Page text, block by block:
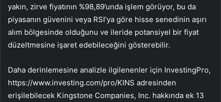
yakın, zirve fiyatının %98,89’unda işlem görüyor, bu da
piyasanın güvenini veya RSI’ya göre hisse senedinin aşırı
alım bölgesinde olduğunu ve ileride potansiyel bir fiyat
düzeltmesine işaret edebileceğini gösterebilir.
Daha derinlemesine analizle ilgilenenler için InvestingPro,
https://www.investing.com/pro/KINS adresinden
erişilebilecek Kingstone Companies, Inc. hakkında ek 13